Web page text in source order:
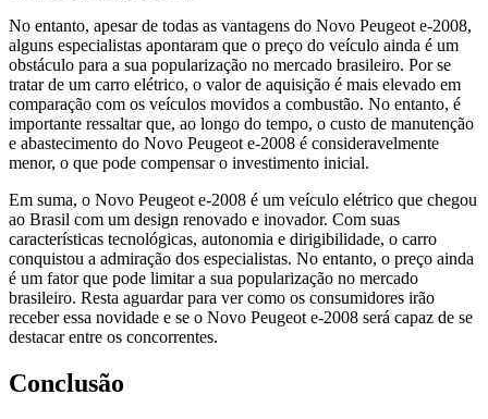
No entanto, apesar de todas as vantagens do Novo Peugeot e-2008,
alguns especialistas apontaram que o preço do veículo ainda é um
obstáculo para a sua popularização no mercado brasileiro. Por se
tratar de um carro elétrico, o valor de aquisição é mais elevado em
comparação com os veículos movidos a combustão. No entanto, é
importante ressaltar que, ao longo do tempo, o custo de manutenção
e abastecimento do Novo Peugeot e-2008 é consideravelmente
menor, o que pode compensar o investimento inicial.
Em suma, o Novo Peugeot e-2008 é um veículo elétrico que chegou
ao Brasil com um design renovado e inovador. Com suas
características tecnológicas, autonomia e dirigibilidade, o carro
conquistou a admiração dos especialistas. No entanto, o preço ainda
é um fator que pode limitar a sua popularização no mercado
brasileiro. Resta aguardar para ver como os consumidores irão
receber essa novidade e se o Novo Peugeot e-2008 será capaz de se
destacar entre os concorrentes.
Conclusão